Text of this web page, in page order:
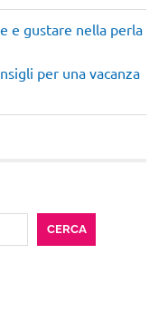
e gustare nella perla
per una vacanza
CERCA